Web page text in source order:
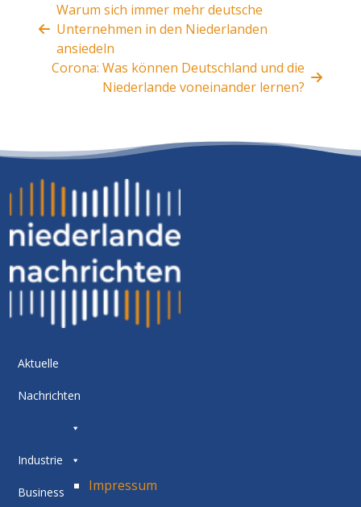
Warum sich immer mehr deutsche
Unternehmen in den Niederlanden
ansiedeln
Corona: Was können Deutschland und die
Niederlande voneinander lernen?
Aktuelle
Nachrichten
Industrie
Business
Impressum